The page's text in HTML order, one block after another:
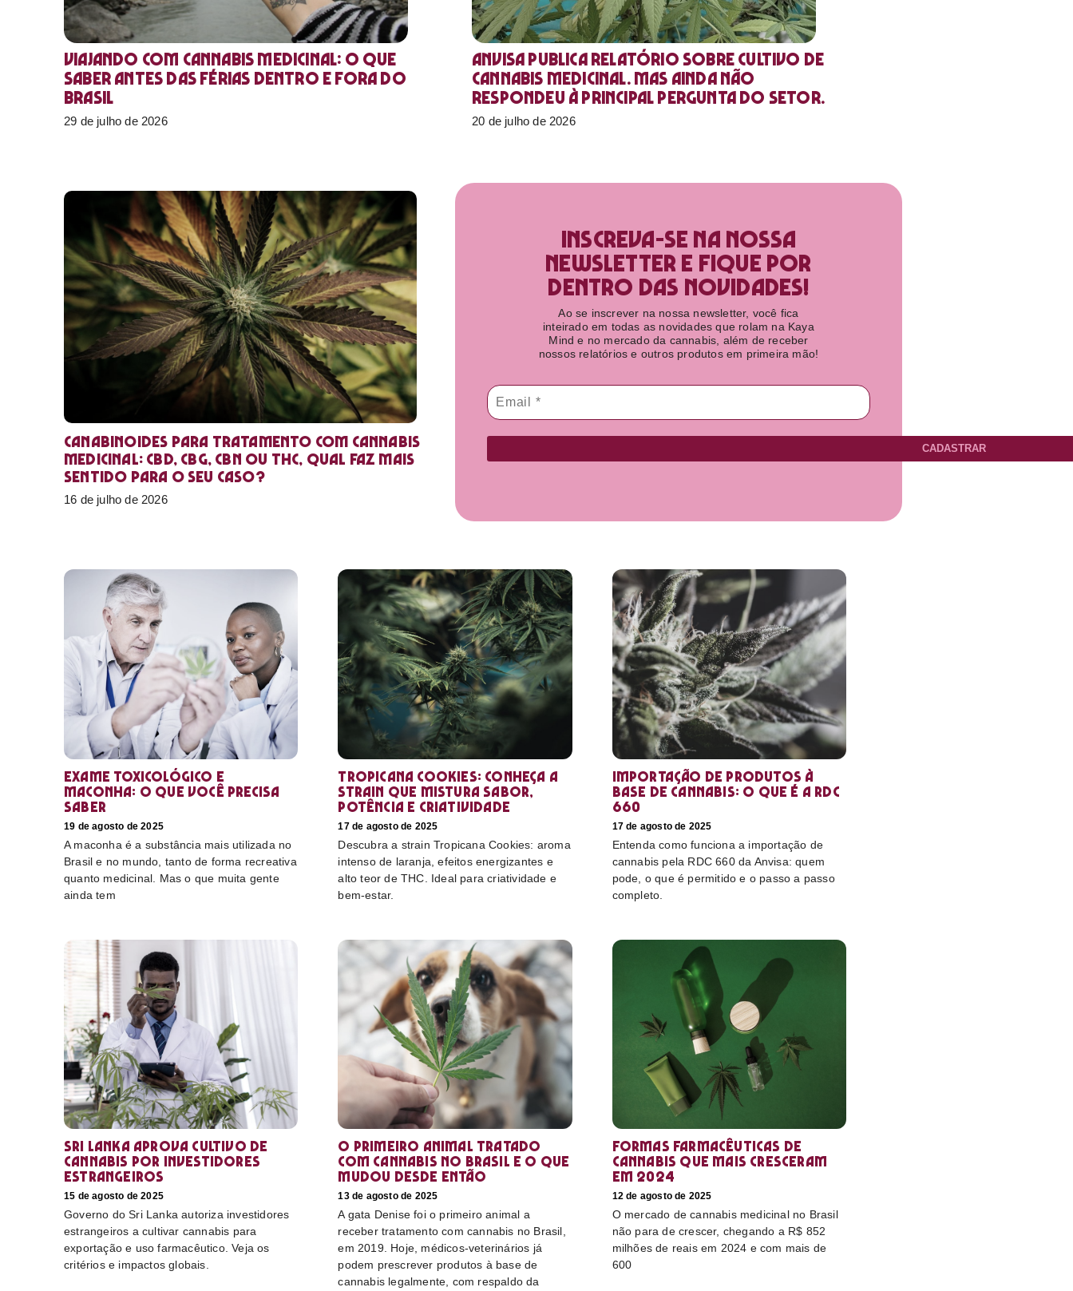
Viajando com cannabis medicinal: o que
saber antes das férias dentro e fora do
Brasil
29 de julho de 2026
Anvisa publica relatório sobre cultivo de
Cannabis medicinal. Mas ainda não
respondeu à principal pergunta do setor.
20 de julho de 2026
Canabinoides para tratamento com cannabis
medicinal: CBD, CBG, CBN ou THC, qual faz mais
sentido para o seu caso?
16 de julho de 2026
Inscreva-se na nossa
newsletter e fique por
dentro das novidades!​
Ao se inscrever na nossa newsletter, você fica
inteirado em todas as novidades que rolam na Kaya
Mind e no mercado da cannabis, além de receber
nossos relatórios e outros produtos em primeira mão!
CADASTRAR
Exame toxicológico e
maconha: o que você precisa
saber
19 de agosto de 2025
A maconha é a substância mais utilizada no
Brasil e no mundo, tanto de forma recreativa
quanto medicinal. Mas o que muita gente
ainda tem
Tropicana Cookies: conheça a
strain que mistura sabor,
potência e criatividade
17 de agosto de 2025
Descubra a strain Tropicana Cookies: aroma
intenso de laranja, efeitos energizantes e
alto teor de THC. Ideal para criatividade e
bem-estar.
Importação de produtos à
base de cannabis: o que é a RDC
660
17 de agosto de 2025
Entenda como funciona a importação de
cannabis pela RDC 660 da Anvisa: quem
pode, o que é permitido e o passo a passo
completo.
Sri Lanka aprova cultivo de
cannabis por investidores
estrangeiros
15 de agosto de 2025
Governo do Sri Lanka autoriza investidores
estrangeiros a cultivar cannabis para
exportação e uso farmacêutico. Veja os
critérios e impactos globais.
O primeiro animal tratado
com cannabis no Brasil e o que
mudou desde então
13 de agosto de 2025
A gata Denise foi o primeiro animal a
receber tratamento com cannabis no Brasil,
em 2019. Hoje, médicos-veterinários já
podem prescrever produtos à base de
cannabis legalmente, com respaldo da
Formas farmacêuticas de
cannabis que mais cresceram
em 2024
12 de agosto de 2025
O mercado de cannabis medicinal no Brasil
não para de crescer, chegando a R$ 852
milhões de reais em 2024 e com mais de
600